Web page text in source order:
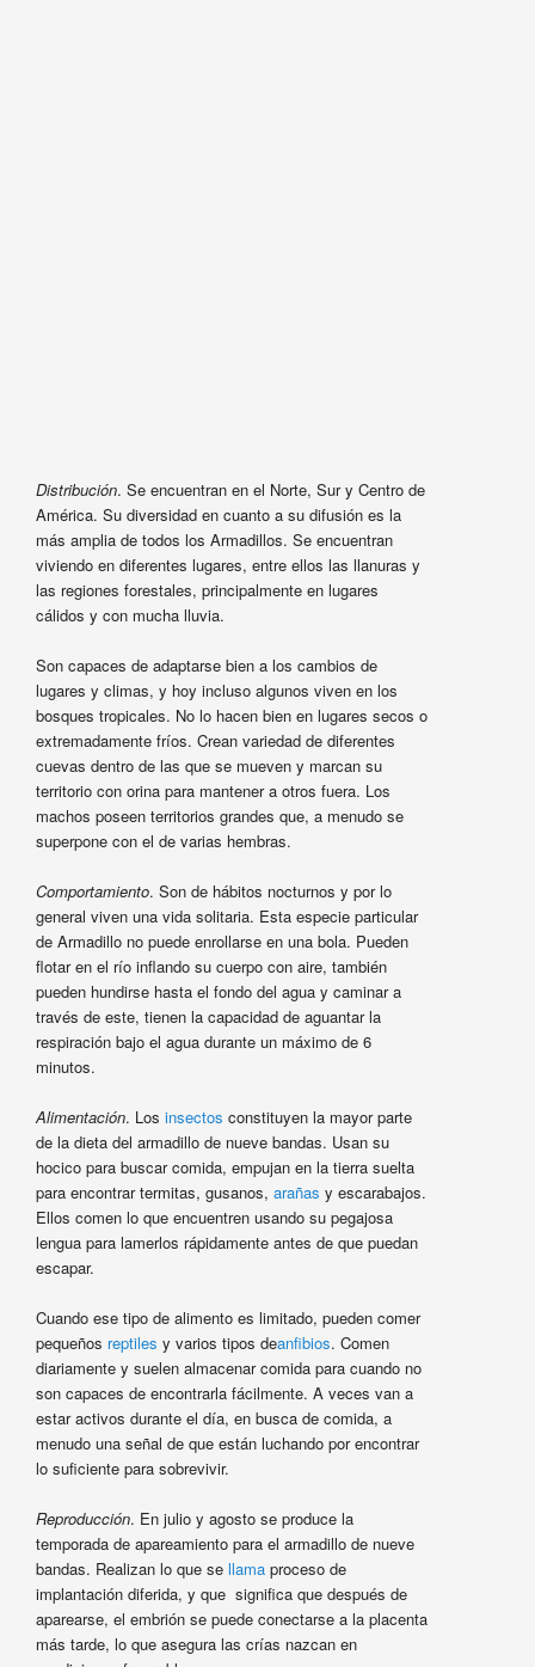
Distribución. Se encuentran en el Norte, Sur y Centro de
América. Su diversidad en cuanto a su difusión es la
más amplia de todos los Armadillos. Se encuentran
viviendo en diferentes lugares, entre ellos las llanuras y
las regiones forestales, principalmente en lugares
cálidos y con mucha lluvia.
Son capaces de adaptarse bien a los cambios de
lugares y climas, y hoy incluso algunos viven en los
bosques tropicales. No lo hacen bien en lugares secos o
extremadamente fríos. Crean variedad de diferentes
cuevas dentro de las que se mueven y marcan su
territorio con orina para mantener a otros fuera. Los
machos poseen territorios grandes que, a menudo se
superpone con el de varias hembras.
Comportamiento. Son de hábitos nocturnos y por lo
general viven una vida solitaria. Esta especie particular
de Armadillo no puede enrollarse en una bola. Pueden
flotar en el río inflando su cuerpo con aire, también
pueden hundirse hasta el fondo del agua y caminar a
través de este, tienen la capacidad de aguantar la
respiración bajo el agua durante un máximo de 6
minutos.
Alimentación. Los insectos constituyen la mayor parte
de la dieta del armadillo de nueve bandas. Usan su
hocico para buscar comida, empujan en la tierra suelta
para encontrar termitas, gusanos, arañas y escarabajos.
Ellos comen lo que encuentren usando su pegajosa
lengua para lamerlos rápidamente antes de que puedan
escapar.
Cuando ese tipo de alimento es limitado, pueden comer
pequeños reptiles y varios tipos deanfibios. Comen
diariamente y suelen almacenar comida para cuando no
son capaces de encontrarla fácilmente. A veces van a
estar activos durante el día, en busca de comida, a
menudo una señal de que están luchando por encontrar
lo suficiente para sobrevivir.
Reproducción. En julio y agosto se produce la
temporada de apareamiento para el armadillo de nueve
bandas. Realizan lo que se llama proceso de
implantación diferida, y que significa que después de
aparearse, el embrión se puede conectarse a la placenta
más tarde, lo que asegura las crías nazcan en